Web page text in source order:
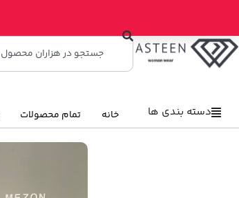
دسته بندی ها خانه تمام محصولات